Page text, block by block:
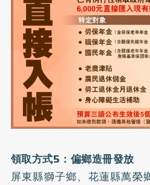
領取方式5：偏鄉造冊發放
屏東縣獅子鄉、花蓮縣萬榮